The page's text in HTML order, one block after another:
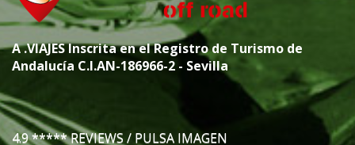
A.VIAJESInscrita en el Registro de Turismo de
Andalucía C.I.AN-186966-2 - Sevilla
4.9 ***** REVIEWS / PULSA IMAGEN